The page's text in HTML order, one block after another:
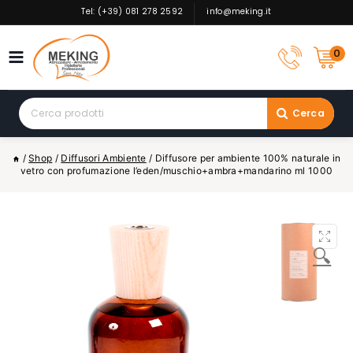
to
Tel: (+39) 081 278 2592 info@meking.it
0
Search
for:
Cerca
/ Shop / Diffusori Ambiente / Diffusore per ambiente 100% naturale in
vetro con profumazione l’eden/muschio+ambra+mandarino ml 1000
🔍